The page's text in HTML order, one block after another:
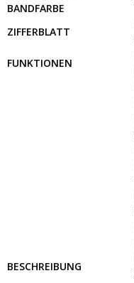
BANDFARBE
ZIFFERBLATT
FUNKTIONEN
BESCHREIBUNG